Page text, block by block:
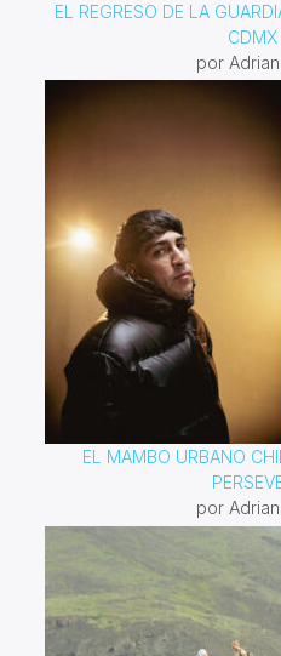
EL REGRESO DE LA
por
EL MAMBO URBANO
por